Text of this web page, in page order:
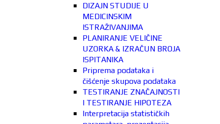
DIZAJN STUDIJE U
MEDICINSKIM
ISTRAŽIVANJIMA
PLANIRANJE VELIČINE
UZORKA & IZRAČUN BROJA
ISPITANIKA
Priprema podataka i
čišćenje skupova podataka
TESTIRANJE ZNAČAJNOSTI
I TESTIRANJE HIPOTEZA
Interpretacija statističkih